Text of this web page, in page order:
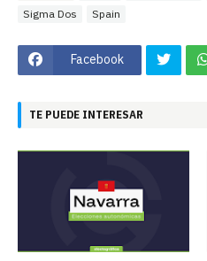
Sigma Dos
Spain
Facebook
TE PUEDE INTERESAR